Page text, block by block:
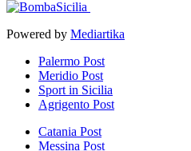
Powered by Mediartika
Palermo Post
Meridio Post
Sport in Sicilia
Agrigento Post
Catania Post
Messina Post